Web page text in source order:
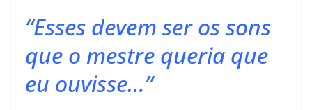
“Esses devem ser os sons
que o mestre queria que
eu ouvisse…”